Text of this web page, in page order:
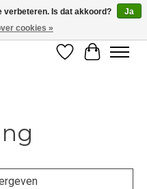
PROFESSIONALS
Verlanglijst
verbeteren. Is dat akkoord?
Ja
cookies »